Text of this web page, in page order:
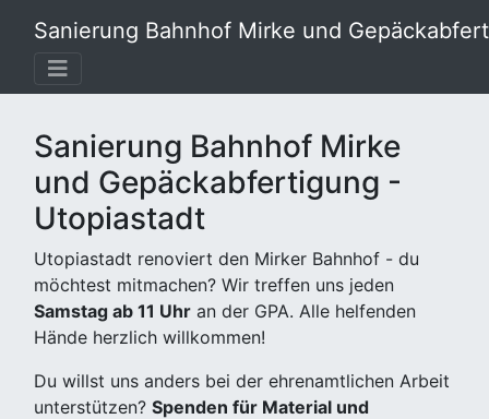
Sanierung Bahnhof Mirke und
Sanierung Bahnhof Mirke
und Gepäckabfertigung -
Utopiastadt
Utopiastadt renoviert den Mirker Bahnhof - du
möchtest mitmachen? Wir treffen uns jeden
Samstag ab 11 Uhr an der GPA. Alle helfenden
Hände herzlich willkommen!
Du willst uns anders bei der ehrenamtlichen Arbeit
unterstützen? Spenden für Material und